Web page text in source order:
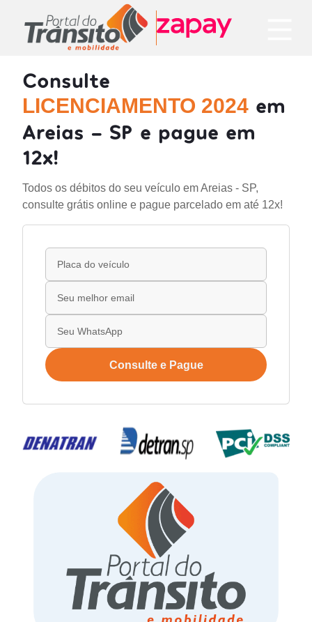
Consulte
LICENCIAMENTO 2024 em
Areias - SP e pague em
12x!
Todos os débitos do seu veículo em Areias - SP,
consulte grátis online e pague parcelado em até 12x!
Consulte e Pague